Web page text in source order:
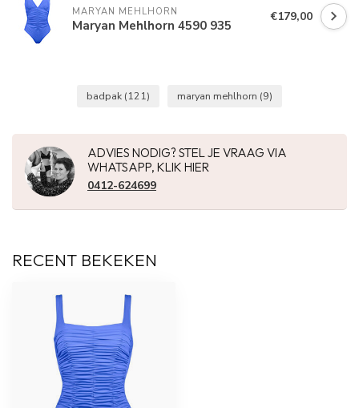
MARYAN MEHLHORN
Maryan Mehlhorn 4590 935 €179,00
badpak (121) maryan mehlhorn (9)
ADVIES NODIG? STEL JE VRAAG VIA
WHATSAPP, KLIK HIER
0412-624699
RECENT BEKEKEN